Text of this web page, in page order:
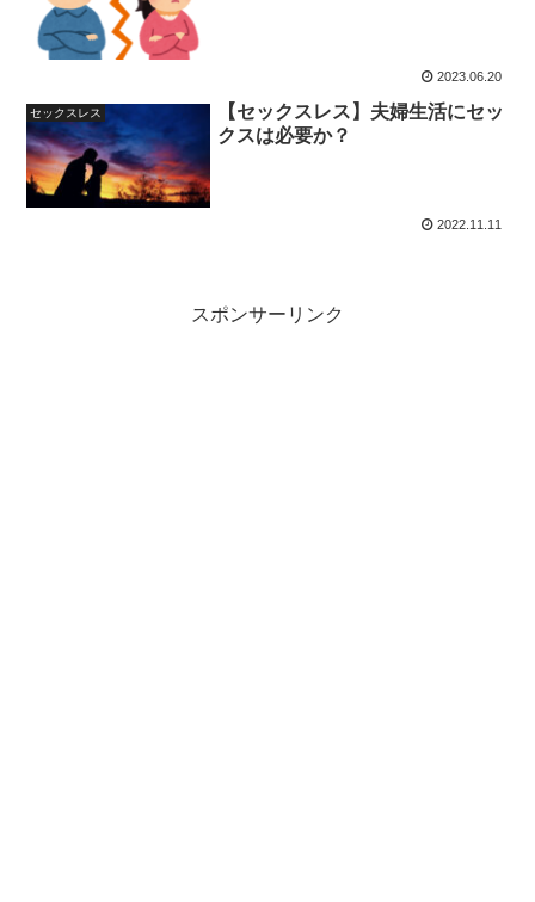
2023.06.20
セックスレス
【セックスレス】夫婦生活にセッ
クスは必要か？
2022.11.11
スポンサーリンク